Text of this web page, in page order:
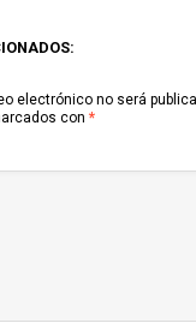
electrónico no será
con *